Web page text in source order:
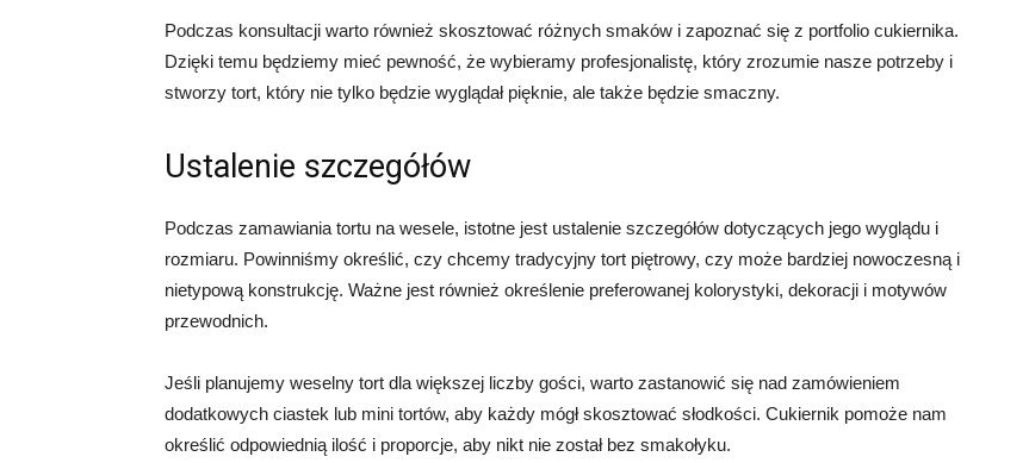
Podczas konsultacji warto również skosztować różnych smaków i zapoznać się z portfolio cukiernika.
Dzięki temu będziemy mieć pewność, że wybieramy profesjonalistę, który zrozumie nasze potrzeby i
stworzy tort, który nie tylko będzie wyglądał pięknie, ale także będzie smaczny.
Ustalenie szczegółów
Podczas zamawiania tortu na wesele, istotne jest ustalenie szczegółów dotyczących jego wyglądu i
rozmiaru. Powinniśmy określić, czy chcemy tradycyjny tort piętrowy, czy może bardziej nowoczesną i
nietypową konstrukcję. Ważne jest również określenie preferowanej kolorystyki, dekoracji i motywów
przewodnich.
Jeśli planujemy weselny tort dla większej liczby gości, warto zastanowić się nad zamówieniem
dodatkowych ciastek lub mini tortów, aby każdy mógł skosztować słodkości. Cukiernik pomoże nam
określić odpowiednią ilość i proporcje, aby nikt nie został bez smakołyku.